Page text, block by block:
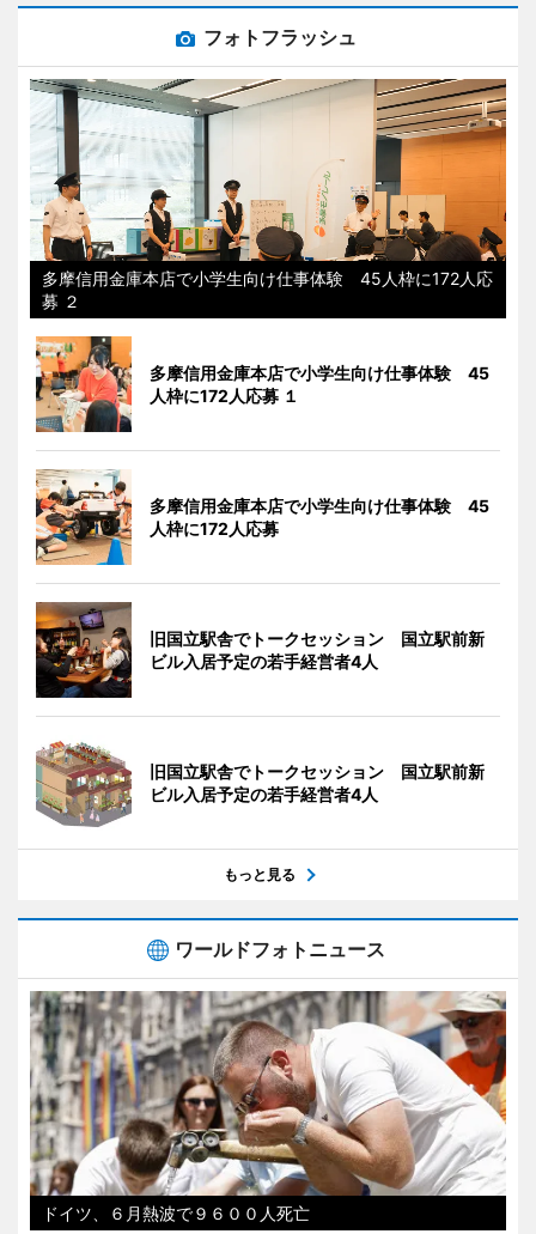
フォトフラッシュ
多摩信用金庫本店で小学生向け仕事体験 45人枠に172人応
募 ２
多摩信用金庫本店で小学生向け仕事体験 45
人枠に172人応募 １
多摩信用金庫本店で小学生向け仕事体験 45
人枠に172人応募
旧国立駅舎でトークセッション 国立駅前新
ビル入居予定の若手経営者4人
旧国立駅舎でトークセッション 国立駅前新
ビル入居予定の若手経営者4人
もっと見る
ワールドフォトニュース
ドイツ、６月熱波で９６００人死亡